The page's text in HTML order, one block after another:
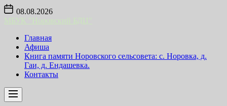
Skip
content
08.08.2026
Главная
Афиша
Книга памяти Норовского сельсовета: с. Норовка, д.
Гаи, д. Ендашевка.
Контакты